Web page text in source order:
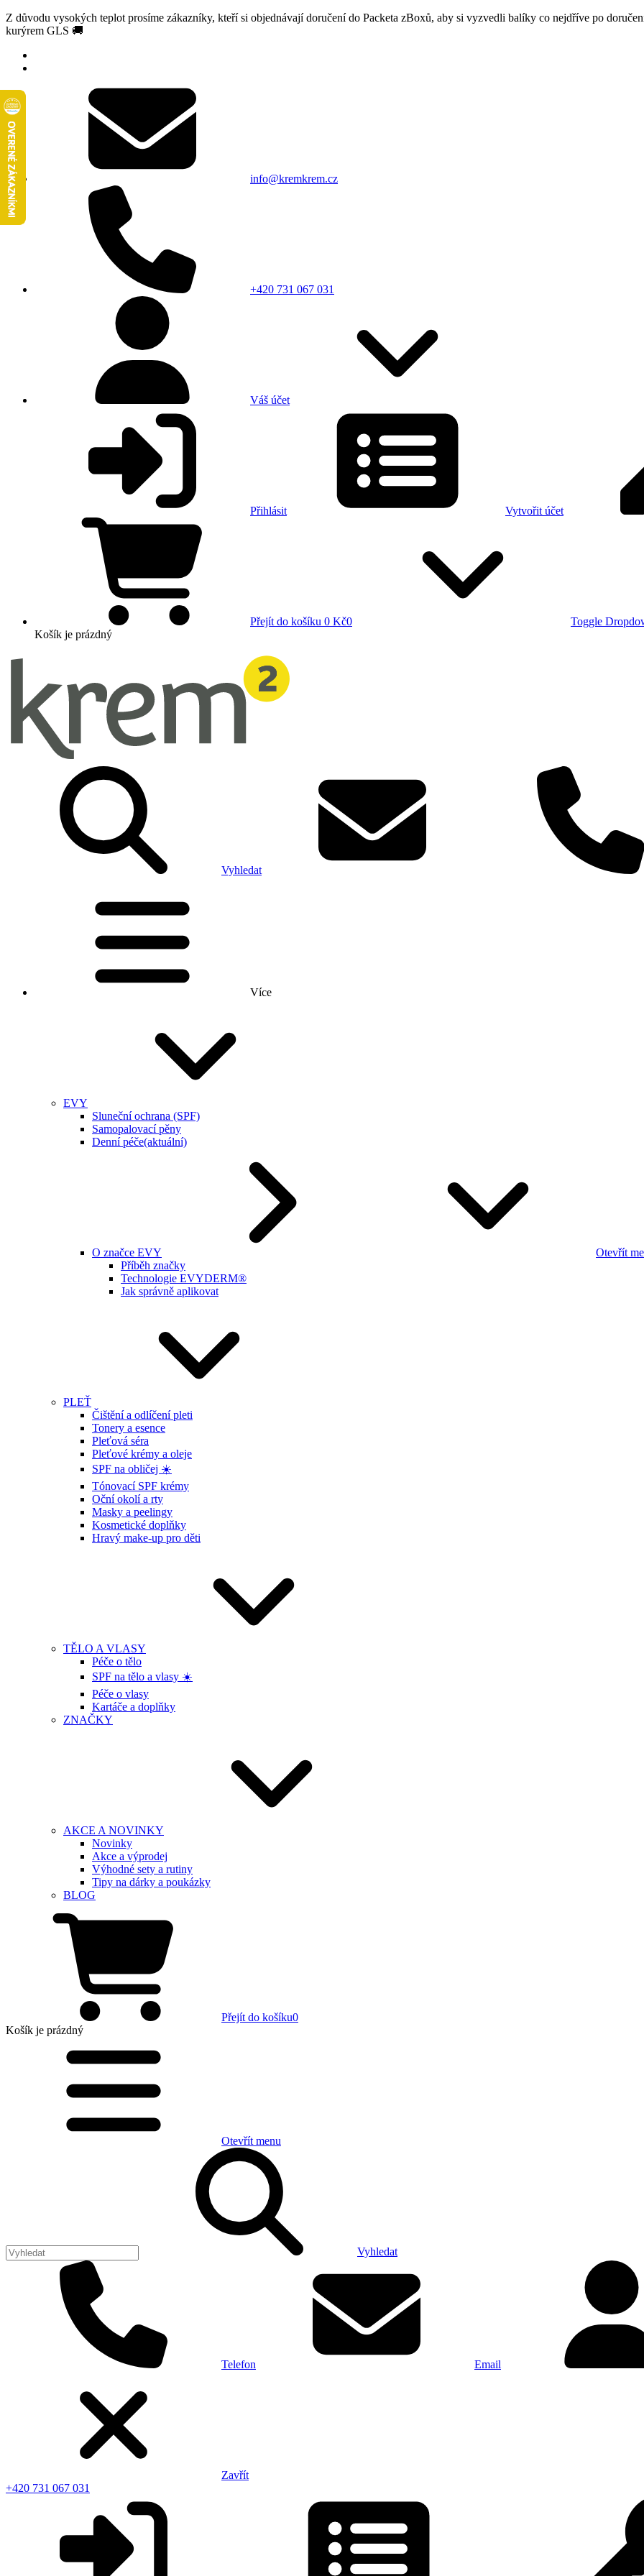
Z důvodu vysokých teplot prosíme zákazníky, kteří si objednávají doručení do Packeta zBoxů, aby si vyzvedli balíky co nejdříve po
kurýrem GLS 🚚
info@kremkrem.cz
+420 731 067 031
Váš účet
Přihlásit Vytvořit účet
Přejít do košíku 0 Kč0
Toggle
Košík je prázdný
Vyhledat
Více
EVY
Sluneční ochrana (SPF)
Samopalovací pěny
Denní péče(aktuální)
O značce EVY
Otevřít
Příběh značky
Technologie EVYDERM®
Jak správně aplikovat
PLEŤ
Čištění a odlíčení pleti
Tonery a esence
Pleťová séra
Pleťové krémy a oleje
SPF na obličej ☀️
Tónovací SPF krémy
Oční okolí a rty
Masky a peelingy
Kosmetické doplňky
Hravý make-up pro děti
TĚLO A VLASY
Péče o tělo
SPF na tělo a vlasy ☀️
Péče o vlasy
Kartáče a doplňky
ZNAČKY
AKCE A NOVINKY
Novinky
Akce a výprodej
Výhodné sety a rutiny
Tipy na dárky a poukázky
BLOG
Přejít do košíku0
Košík je prázdný
Otevřít menu
Vyhledat
Telefon Email
Zavřít
+420 731 067 031